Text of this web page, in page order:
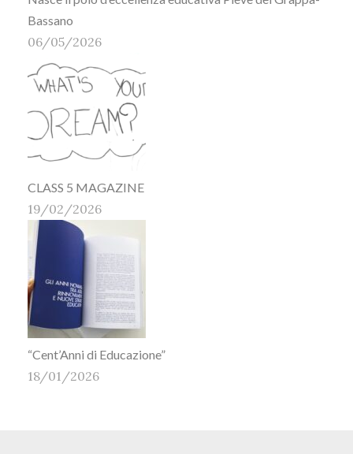
Bassano
06/05/2026
CLASS 5 MAGAZINE
19/02/2026
“Cent’Anni di Educazione”
18/01/2026